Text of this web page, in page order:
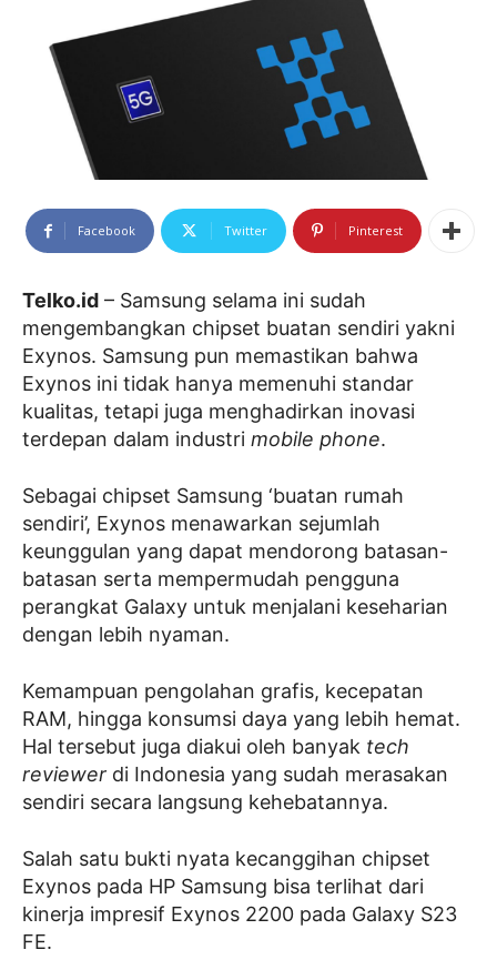
Facebook Twitter Pinterest
Telko.id – Samsung selama ini sudah
mengembangkan chipset buatan sendiri yakni
Exynos. Samsung pun memastikan bahwa
Exynos ini tidak hanya memenuhi standar
kualitas, tetapi juga menghadirkan inovasi
terdepan dalam industri mobile phone.
Sebagai chipset Samsung ‘buatan rumah
sendiri’, Exynos menawarkan sejumlah
keunggulan yang dapat mendorong batasan-
batasan serta mempermudah pengguna
perangkat Galaxy untuk menjalani keseharian
dengan lebih nyaman.
Kemampuan pengolahan grafis, kecepatan
RAM, hingga konsumsi daya yang lebih hemat.
Hal tersebut juga diakui oleh banyak tech
reviewer di Indonesia yang sudah merasakan
sendiri secara langsung kehebatannya.
Salah satu bukti nyata kecanggihan chipset
Exynos pada HP Samsung bisa terlihat dari
kinerja impresif Exynos 2200 pada Galaxy S23
FE.